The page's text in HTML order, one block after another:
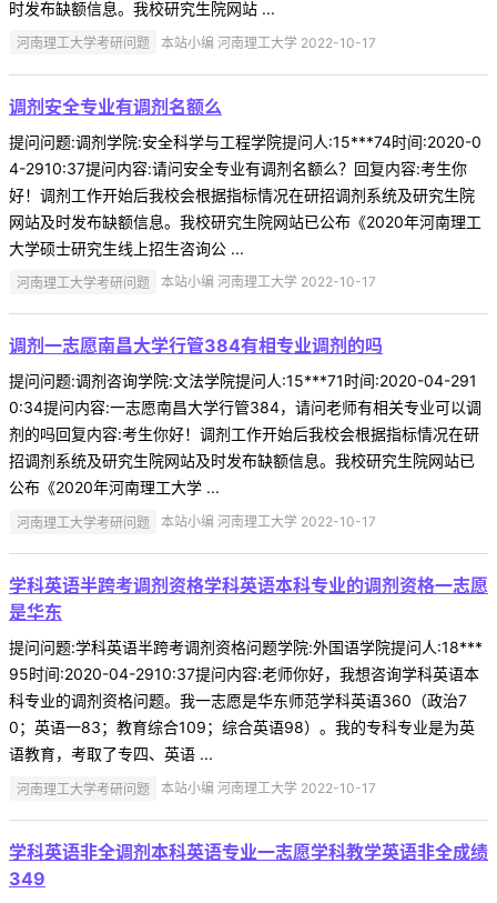
时发布缺额信息。我校研究生院网站 ...
河南理工大学考研问题 本站小编 河南理工大学 2022-10-17
调剂安全专业有调剂名额么
提问问题:调剂学院:安全科学与工程学院提问人:15***74时间:2020-0
4-2910:37提问内容:请问安全专业有调剂名额么？回复内容:考生你
好！调剂工作开始后我校会根据指标情况在研招调剂系统及研究生院
网站及时发布缺额信息。我校研究生院网站已公布《2020年河南理工
大学硕士研究生线上招生咨询公 ...
河南理工大学考研问题 本站小编 河南理工大学 2022-10-17
调剂一志愿南昌大学行管384有相专业调剂的吗
提问问题:调剂咨询学院:文法学院提问人:15***71时间:2020-04-291
0:34提问内容:一志愿南昌大学行管384，请问老师有相关专业可以调
剂的吗回复内容:考生你好！调剂工作开始后我校会根据指标情况在研
招调剂系统及研究生院网站及时发布缺额信息。我校研究生院网站已
公布《2020年河南理工大学 ...
河南理工大学考研问题 本站小编 河南理工大学 2022-10-17
学科英语半跨考调剂资格学科英语本科专业的调剂资格一志愿
是华东
提问问题:学科英语半跨考调剂资格问题学院:外国语学院提问人:18***
95时间:2020-04-2910:37提问内容:老师你好，我想咨询学科英语本
科专业的调剂资格问题。我一志愿是华东师范学科英语360（政治7
0；英语一83；教育综合109；综合英语98）。我的专科专业是为英
语教育，考取了专四、英语 ...
河南理工大学考研问题 本站小编 河南理工大学 2022-10-17
学科英语非全调剂本科英语专业一志愿学科教学英语非全成绩
349